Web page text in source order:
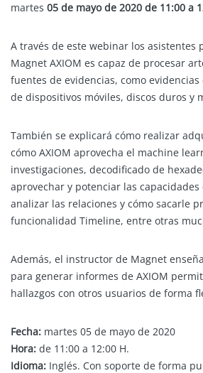
martes 05 de mayo de 2020 de 11:00 a
A través de este webinar los asistentes
Magnet AXIOM es capaz de procesar
fuentes de evidencias, como
de dispositivos móviles, discos duros y
También se explicará cómo realizar
cómo AXIOM aprovecha el machine
investigaciones, decodificado de
aprovechar y potenciar las
analizar las relaciones y cómo sacarle
funcionalidad Timeline, entre otras
Además, el instructor de Magnet
para generar informes de AXIOM
hallazgos con otros usuarios de forma
Fecha: martes 05 de mayo de 2020
Hora: de 11:00 a 12:00 H.
Idioma: Inglés. Con soporte de forma